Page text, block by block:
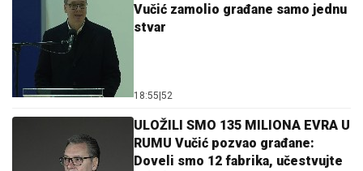
Vučić zamolio građane samo jednu
stvar
18:55 52
ULOŽILI SMO 135 MILIONA EVRA U
RUMU Vučić pozvao građane:
Doveli smo 12 fabrika, učestvujte